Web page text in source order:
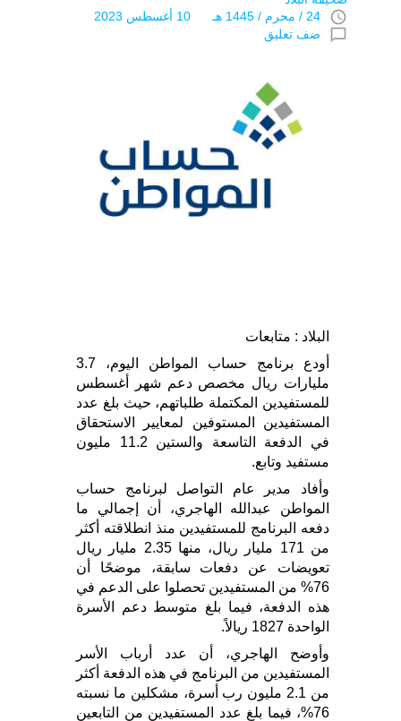
access_time 24 / محرم / 1445 هـ 10 أغسطس 2023
chat_bubble_outline ضف تعليق
البلاد : متابعات
أودع برنامج حساب المواطن اليوم، 3.7
مليارات ريال مخصص دعم شهر أغسطس
للمستفيدين المكتملة طلباتهم، حيث بلغ عدد
المستفيدين المستوفين لمعايير الاستحقاق
في الدفعة التاسعة والستين 11.2 مليون
مستفيد وتابع.
وأفاد مدير عام التواصل لبرنامج حساب
المواطن عبدالله الهاجري، أن إجمالي ما
دفعه البرنامج للمستفيدين منذ انطلاقته أكثر
من 171 مليار ريال، منها 2.35 مليار ريال
تعويضات عن دفعات سابقة، موضحًا أن
76% من المستفيدين تحصلوا على الدعم في
هذه الدفعة، فيما بلغ متوسط دعم الأسرة
الواحدة 1827 ريالاً.
وأوضح الهاجري، أن عدد أرباب الأسر
المستفيدين من البرنامج في هذه الدفعة أكثر
من 2.1 مليون رب أسرة، مشكلين ما نسبته
76%، فيما بلغ عدد المستفيدين من التابعين